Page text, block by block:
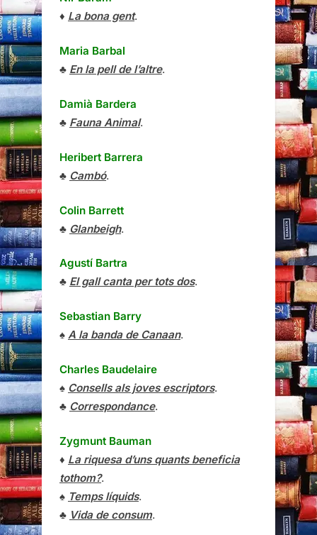
♦ La bona gent.
Maria Barbal
♣ En la pell de l’altre.
Damià Bardera
♣ Fauna Animal.
Heribert Barrera
♣ Cambó.
Colin Barrett
♣ Glanbeigh.
Agustí Bartra
♣ El gall canta per tots dos.
Sebastian Barry
♠ A la banda de Canaan.
Charles Baudelaire
♠ Consells als joves escriptors.
♣ Correspondance.
Zygmunt Bauman
♦ La riquesa d’uns quants beneficia
tothom?.
♠ Temps líquids.
♣ Vida de consum.